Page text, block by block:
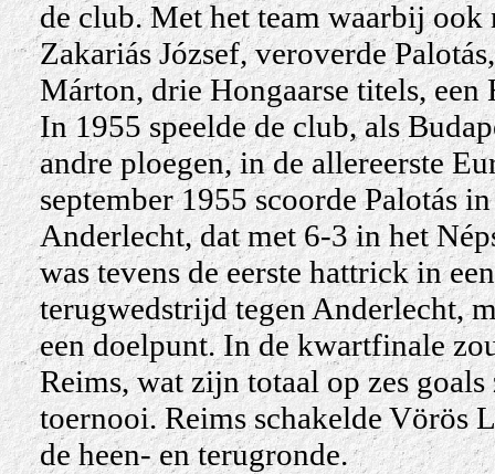
de club. Met het team waarbij
Zakariás József, veroverde
Márton, drie Hongaarse titels,
In 1955 speelde de club, als
andre ploegen, in de allereerste
september 1955 scoorde Palotás
Anderlecht, dat met 6-3 in het
was tevens de eerste hattrick in
terugwedstrijd tegen Anderlecht,
een doelpunt. In de kwartfinale
Reims, wat zijn totaal op zes
toernooi. Reims schakelde Vörös
de heen- en terugronde.